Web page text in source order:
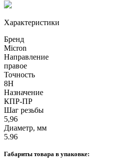
Характеристики
Бренд
Micron
Направление
правое
Точность
8H
Назначение
КПР-ПР
Шаг резьбы
5,96
Диаметр, мм
5.96
Габариты товара в упаковке: